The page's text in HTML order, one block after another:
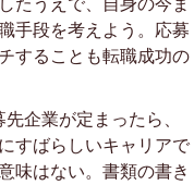
たうえで、自身の今ま
手段を考えよう。応募
することも転職成功の
企業が定まったら、
すばらしいキャリアで
味はない。書類の書き